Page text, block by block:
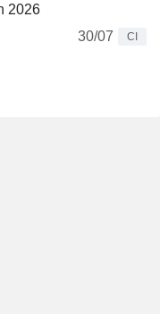
2026
30/07
CI